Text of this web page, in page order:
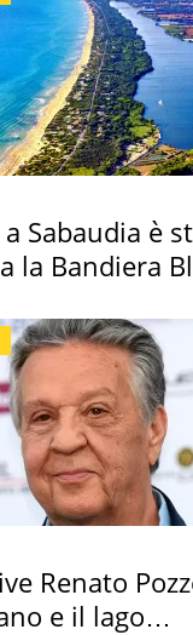
a Sabaudia è
la Bandiera
Renato
e il lago